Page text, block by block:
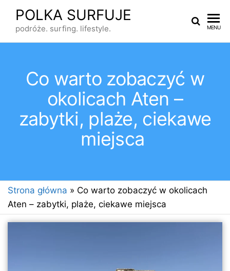
treści
POLKA SURFUJE
podróże. surfing. lifestyle. MENU
Co warto zobaczyć w
okolicach Aten –
zabytki, plaże, ciekawe
miejsca
Strona główna » Co warto zobaczyć w okolicach
Aten – zabytki, plaże, ciekawe miejsca